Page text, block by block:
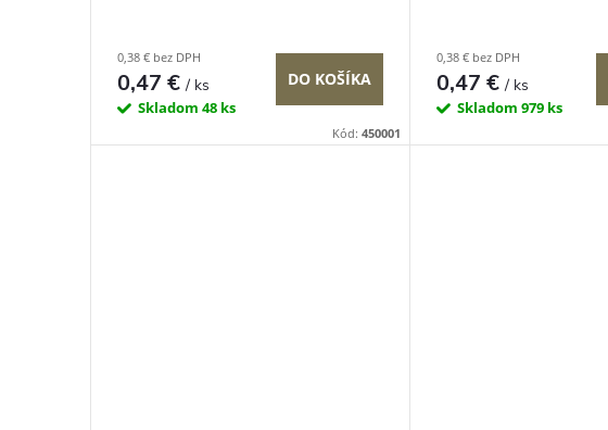
k
k
0,38 € bez DPH
0,47 €/ ks
Skladom 48 ks
DO KOŠÍKA
Kód:450001
0,38 € bez DPH
0,47 €/ ks
Skladom979 ks